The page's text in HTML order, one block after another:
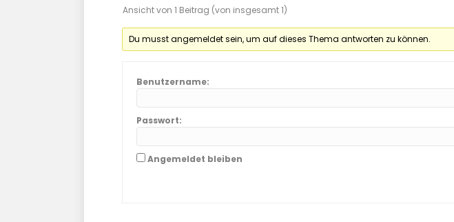
Ansicht von 1 Beitrag (von insgesamt 1)
Du musst angemeldet sein, um auf dieses Thema antworten zu können.
Benutzername:
Passwort:
Angemeldet bleiben